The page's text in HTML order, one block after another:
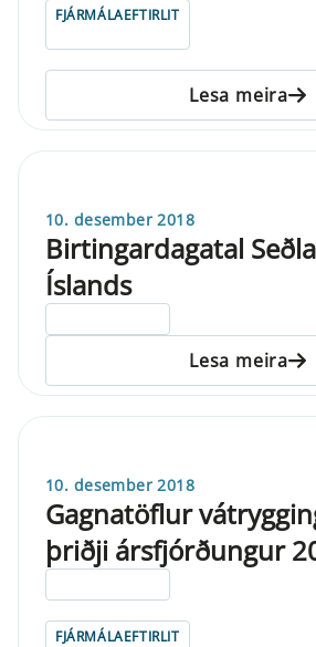
FJÁRMÁLAEFTIRLIT
Lesa meira
10. desember 2018
Birtingardagatal
Íslands
Lesa meira
10. desember 2018
Gagnatöflur
þriðji ársfjórðungur
FJÁRMÁLAEFTIRLIT